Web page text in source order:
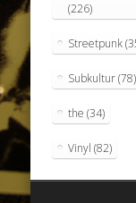
(226)
Streetpunk
Subkultur(78)
the (34)
Vinyl (82)